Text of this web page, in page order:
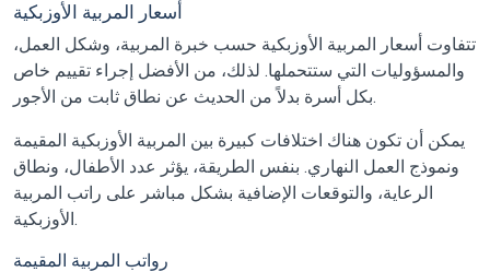
أسعار المربية الأوزبكية
تتفاوت أسعار المربية الأوزبكية حسب خبرة المربية، وشكل العمل،
والمسؤوليات التي ستتحملها. لذلك، من الأفضل إجراء تقييم خاص
بكل أسرة بدلاً من الحديث عن نطاق ثابت من الأجور.
يمكن أن تكون هناك اختلافات كبيرة بين المربية الأوزبكية المقيمة
ونموذج العمل النهاري. بنفس الطريقة، يؤثر عدد الأطفال، ونطاق
الرعاية، والتوقعات الإضافية بشكل مباشر على راتب المربية
الأوزبكية.
رواتب المربية المقيمة